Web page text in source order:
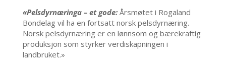
«Pelsdyrnæringa – et gode:Årsmøtet i Rogaland
Bondelag vil ha en fortsatt norsk pelsdyrnæring.
Norsk pelsdyrnæring er en lønnsom og bærekraftig
produksjon som styrker verdiskapningen i
landbruket.»